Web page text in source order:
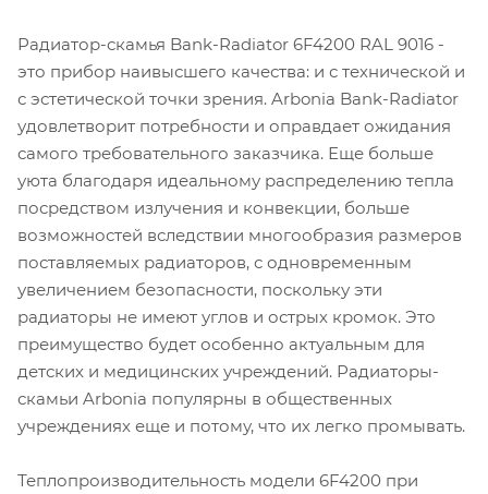
Радиатор-скамья Bank-Radiator 6F4200 RAL 9016 -
это прибор наивысшего качества: и с технической и
с эстетической точки зрения. Arbonia Bank-Radiator
удовлетворит потребности и оправдает ожидания
самого требовательного заказчика. Еще больше
уюта благодаря идеальному распределению тепла
посредством излучения и конвекции, больше
возможностей вследствии многообразия размеров
поставляемых радиаторов, с одновременным
увеличением безопасности, поскольку эти
радиаторы не имеют углов и острых кромок. Это
преимущество будет особенно актуальным для
детских и медицинских учреждений. Радиаторы-
скамьи Arbonia популярны в общественных
учреждениях еще и потому, что их легко промывать.
Теплопроизводительность модели 6F4200 при